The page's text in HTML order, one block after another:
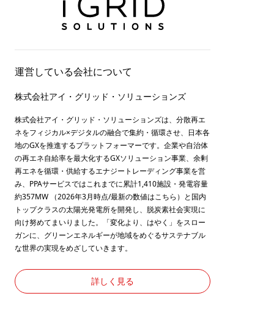
運営している会社について
株式会社アイ・グリッド・ソリューションズ
株式会社アイ・グリッド・ソリューションズは、分散再エ
ネをフィジカル×デジタルの融合で集約・循環させ、日本各
地のGXを推進するプラットフォーマーです。企業や自治体
の再エネ自給率を最大化するGXソリューション事業、余剰
再エネを循環・供給するエナジートレーディング事業を営
み、PPAサービスではこれまでに累計1,410施設・発電容量
約357MW （2026年3月時点/最新の数値はこちら ）と国内
トップクラスの太陽光発電所を開発し、脱炭素社会実現に
向け努めてまいりました。「変化より、はやく」をスロー
ガンに、グリーンエネルギーが地域をめぐるサステナブル
な世界の実現をめざしていきます。
詳しく見る